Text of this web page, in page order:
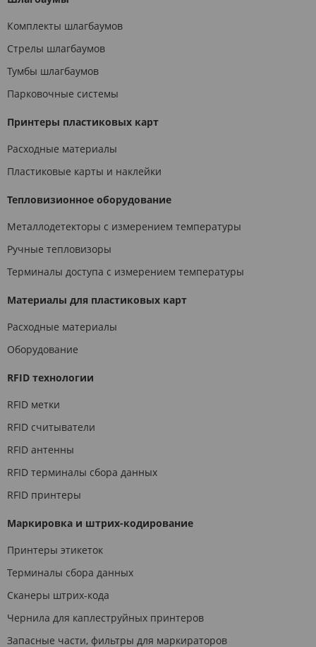
Комплекты шлагбаумов
Стрелы шлагбаумов
Тумбы шлагбаумов
Парковочные системы
Принтеры пластиковых карт
Расходные материалы
Пластиковые карты и наклейки
Тепловизионное оборудование
Металлодетекторы с измерением температуры
Ручные тепловизоры
Терминалы доступа с измерением температуры
Материалы для пластиковых карт
Расходные материалы
Оборудование
RFID технологии
RFID метки
RFID считыватели
RFID антенны
RFID терминалы сбора данных
RFID принтеры
Маркировка и штрих-кодирование
Принтеры этикеток
Терминалы сбора данных
Сканеры штрих-кода
Чернила для каплеструйных принтеров
Запасные части, фильтры для маркираторов